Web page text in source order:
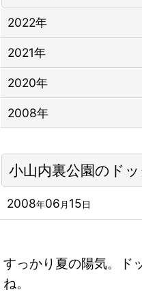
小山内裏公園のド
2008年06 月15日
すっかり夏の陽気。ド
ね。
2022年
2021年
2020年
2008年